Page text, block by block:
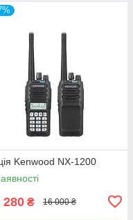
Kenwood NX-1200
280 ₴ 16 000 ₴